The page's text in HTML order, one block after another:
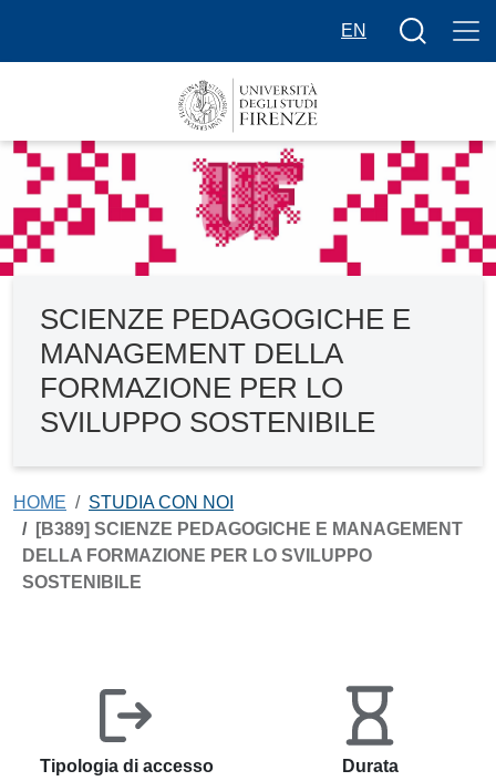
EN
Bottone
SCIENZE PEDAGOGICHE E
MANAGEMENT DELLA
FORMAZIONE PER LO
SVILUPPO SOSTENIBILE
HOME
STUDIA CON NOI
[B389] SCIENZE PEDAGOGICHE E MANAGEMENT
DELLA FORMAZIONE PER LO SVILUPPO
SOSTENIBILE
Tipologia di accesso
Durata